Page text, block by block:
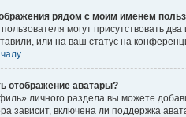
рядом с моим именем
могут присутствовать
или на ваш статус на
отображение аватары?
личного раздела вы можете
зависит, включена ли поддержка